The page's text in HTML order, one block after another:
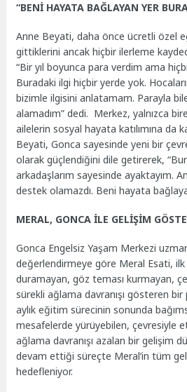
“BENİ HAYATA BAĞLAYAN YER
Anne Beyati, daha önce ücretli özel
gittiklerini ancak hiçbir ilerleme
“Bir yıl boyunca para verdim ama
Buradaki ilgi hiçbir yerde yok.
bizimle ilgisini anlatamam. Parayla
alamadım” dedi. Merkez, yalnızca
ailelerin sosyal hayata katılımına da
Beyati, Gonca sayesinde yeni bir
olarak güçlendiğini dile getirerek,
arkadaşlarım sayesinde ayaktayım.
destek olamazdı. Beni hayata
MERAL, GONCA İLE GELİŞİM
Gonca Engelsiz Yaşam Merkezi
değerlendirmeye göre Meral Esati,
duramayan, göz teması kurmayan,
sürekli ağlama davranışı gösteren
aylık eğitim sürecinin sonunda
mesafelerde yürüyebilen, çevresiyle
ağlama davranışı azalan bir gelişim
devam ettiği süreçte Meral’in tüm
hedefleniyor.